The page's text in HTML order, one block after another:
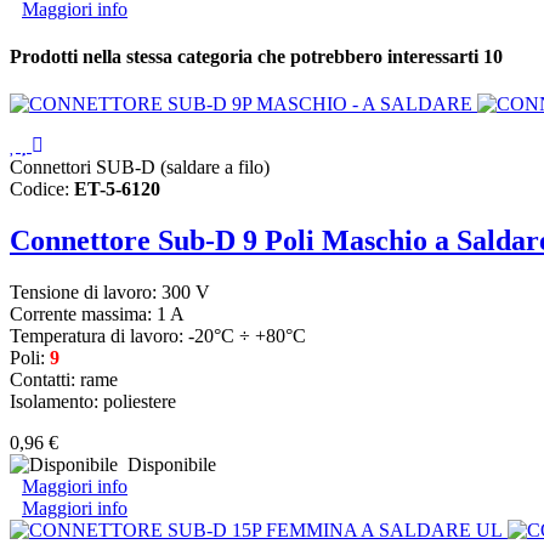
Maggiori info
Prodotti nella stessa categoria che potrebbero interessarti 10
Connettori SUB-D (saldare a filo)
Codice: ET-5-6120
Connettore Sub-D 9 Poli Maschio a
Tensione di lavoro: 300 V
Corrente massima: 1 A
Temperatura di lavoro: -20°C ÷ +80°C
Poli: 9
Contatti: rame
Isolamento: poliestere
0,96 €
Disponibile
Maggiori info
Maggiori info